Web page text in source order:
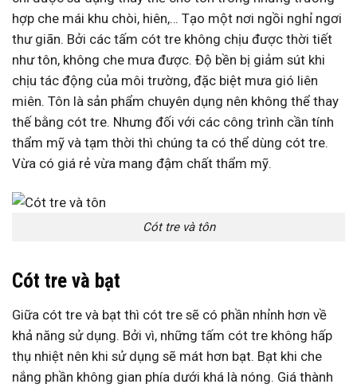
hợp che mái khu chòi, hiên,… Tạo một nơi ngồi nghỉ ngơi
thư giãn. Bởi các tấm cót tre không chịu được thời tiết
như tôn, không che mưa được. Độ bền bị giảm sút khi
chịu tác động của môi trường, đặc biệt mưa gió liên
miên. Tôn là sản phẩm chuyên dụng nên không thể thay
thế bằng cót tre. Nhưng đối với các công trình cần tính
thẩm mỹ và tạm thời thì chúng ta có thể dùng cót tre.
Vừa có giá rẻ vừa mang đậm chất thẩm mỹ.
Cót tre và tôn
Cót tre và bạt
Giữa cót tre và bạt thì cót tre sẽ có phần nhỉnh hơn về
khả năng sử dụng. Bởi vì, những tấm cót tre không hấp
thụ nhiệt nên khi sử dụng sẽ mát hơn bạt. Bạt khi che
nắng phần không gian phía dưới khá là nóng. Giá thành